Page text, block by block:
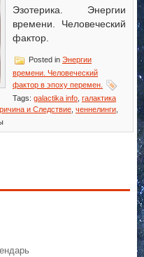
Эзотерика. Энергии
времени. Человеческий
фактор.
Posted in Энергии
времени. Человеческий
фактор в эпоху перемен.
Tags: galactika info галактика
и Следствие ченнелинги